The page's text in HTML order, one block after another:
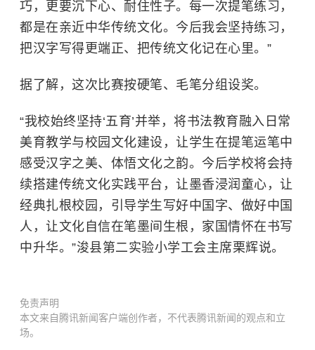
巧，更要沉下心、耐住性子。每一次提笔练习，
都是在亲近中华传统文化。今后我会坚持练习，
把汉字写得更端正、把传统文化记在心里。”
据了解，这次比赛按硬笔、毛笔分组设奖。
“我校始终坚持‘五育’并举，将书法教育融入日常
美育教学与校园文化建设，让学生在提笔运笔中
感受汉字之美、体悟文化之韵。今后学校将会持
续搭建传统文化实践平台，让墨香浸润童心，让
经典扎根校园，引导学生写好中国字、做好中国
人，让文化自信在笔墨间生根，家国情怀在书写
中升华。”浚县第二实验小学工会主席栗辉说。
免责声明
本文来自腾讯新闻客户端创作者，不代表腾讯新闻的观点和立
场。